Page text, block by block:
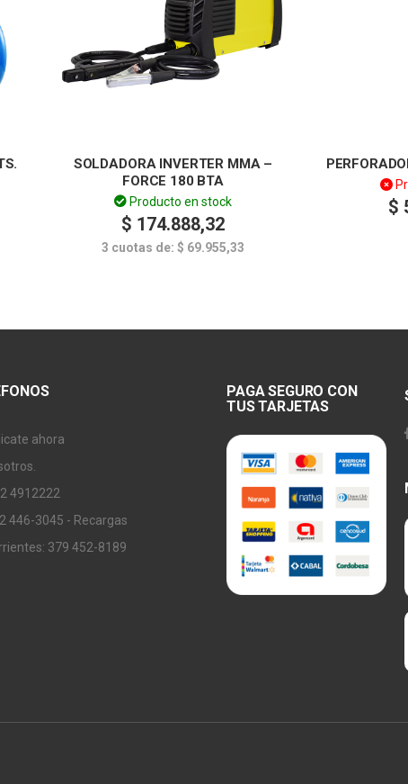
SOLDADORA INVERTER MMA –
FORCE 180 BTA
Producto en stock
$ 174.888,32
3 cuotas de: $ 69.955,33
$
ahora
4912222
446-3045 - Recargas
379 452-8189
PAGA SEGURO CON
TUS TARJETAS